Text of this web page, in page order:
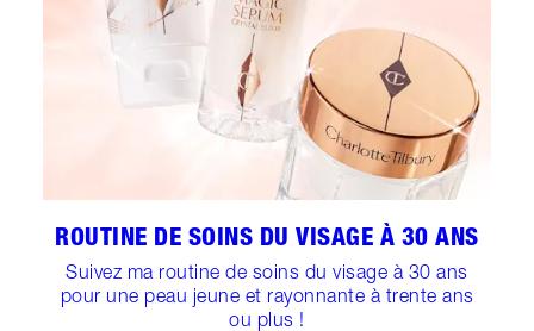
ROUTINE DE SOINS DU VISAGE À 30 ANS
Suivez ma routine de soins du visage à 30 ans
pour une peau jeune et rayonnante à trente ans
ou plus !